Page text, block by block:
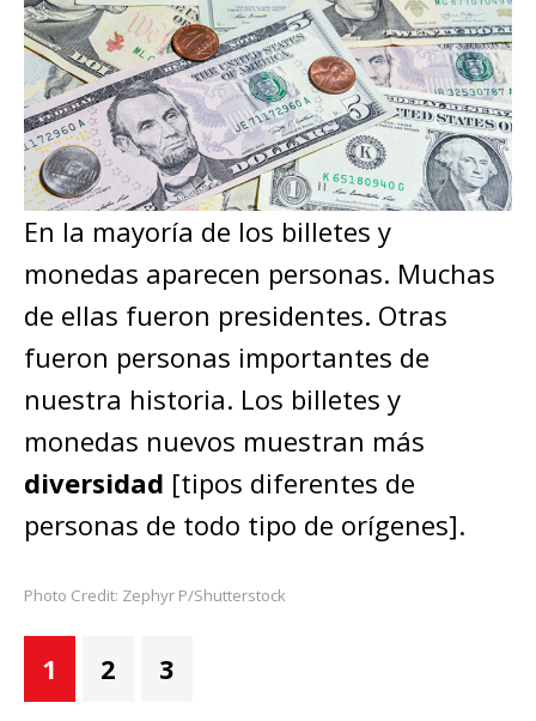
En la mayoría de los billetes y
monedas aparecen personas. Muchas
de ellas fueron presidentes. Otras
fueron personas importantes de
nuestra historia. Los billetes y
monedas nuevos muestran más
diversidad [tipos diferentes de
personas de todo tipo de orígenes].
Photo Credit: Zephyr P/Shutterstock
1 2 3